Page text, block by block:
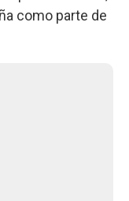
como parte de